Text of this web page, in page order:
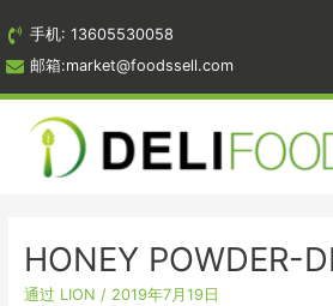
到
内
容
手机: 13605530058
邮箱:market@foodssell.com
HONEY POWDER-
通过 LION / 2019年7月19日